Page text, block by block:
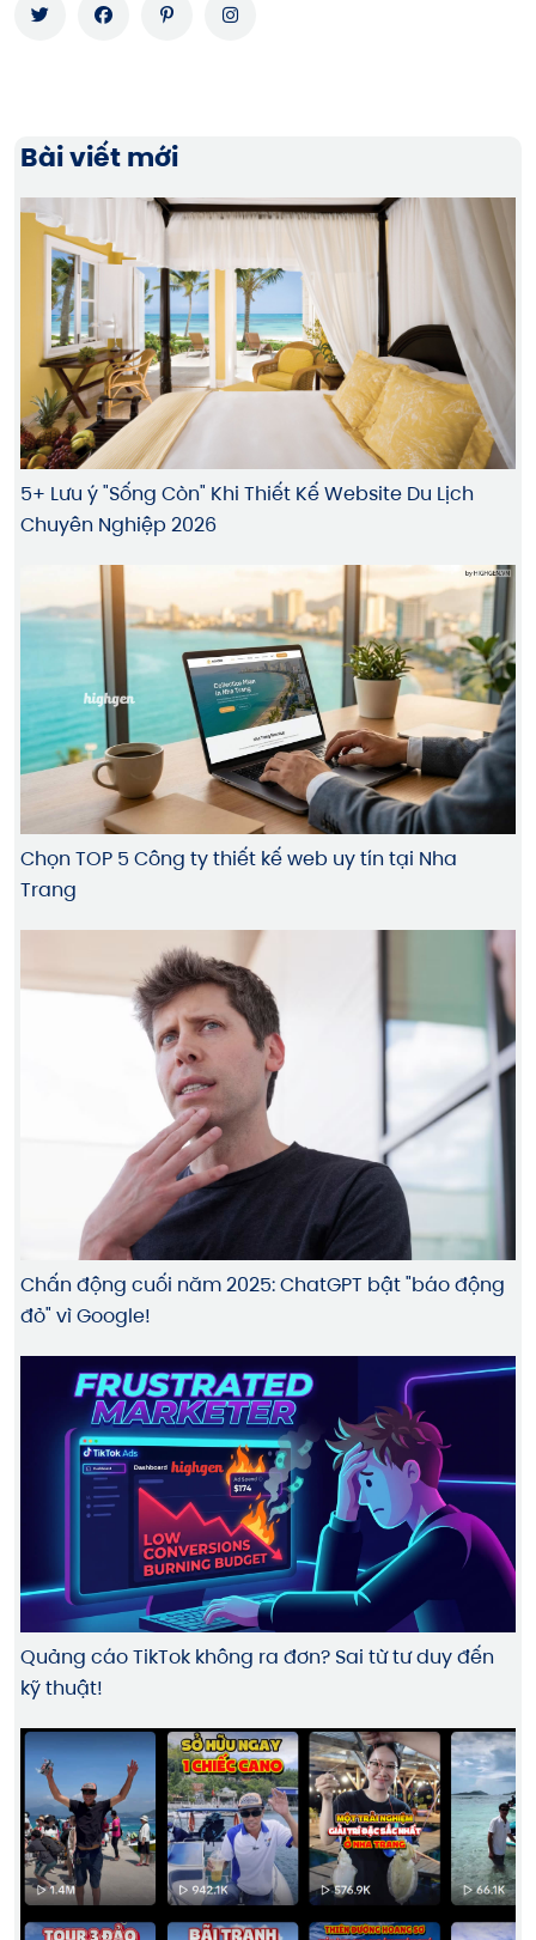
Bài viết mới
5+ Lưu ý "Sống Còn" Khi Thiết Kế Website Du Lịch
Chuyên Nghiệp 2026
Chọn TOP 5 Công ty thiết kế web uy tín tại Nha
Trang
Chấn động cuối năm 2025: ChatGPT bật "báo động
đỏ" vì Google!
Quảng cáo TikTok không ra đơn? Sai từ tư duy đến
kỹ thuật!